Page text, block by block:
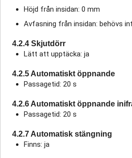
Höjd från insidan: 0 mm
Avfasning från insidan: behövs
4.2.4 Skjutdörr
Lätt att upptäcka: ja
4.2.5 Automatiskt öppnande
Passagetid: 20 s
4.2.6 Automatiskt öppnande
Passagetid: 20 s
4.2.7 Automatisk stängning
Finns: ja